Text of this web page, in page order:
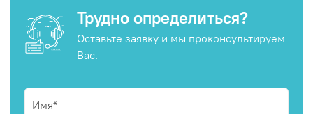
Трудно определиться?
Оставьте заявку и мы проконсультируем
Вас.